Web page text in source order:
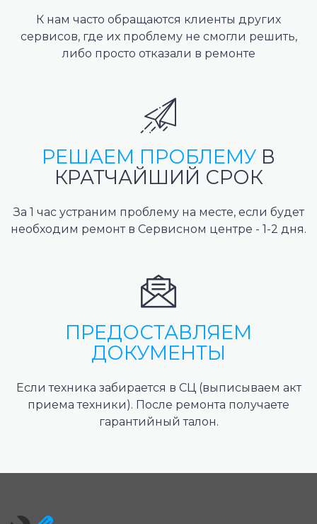
К нам часто обращаются клиенты других
сервисов, где их проблему не смогли решить,
либо просто отказали в ремонте
РЕШАЕМ ПРОБЛЕМУ В
КРАТЧАЙШИЙ СРОК
За 1 час устраним проблему на месте, если будет
необходим ремонт в Сервисном центре - 1-2 дня.
ПРЕДОСТАВЛЯЕМ
ДОКУМЕНТЫ
Если техника забирается в СЦ (выписываем акт
приема техники). После ремонта получаете
гарантийный талон.